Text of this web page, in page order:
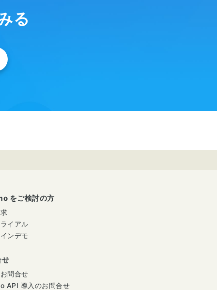
る
をご検討の方
イアル
ンデモ
せ
問合せ
API 導入のお問合せ